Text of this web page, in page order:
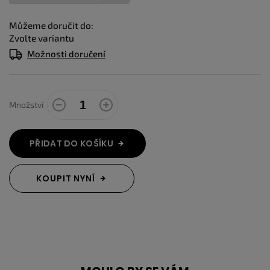
Můžeme doručit do:
Zvolte variantu
Možnosti doručení
Množství
PŘIDAT DO KOŠÍKU
KOUPIT NYNÍ